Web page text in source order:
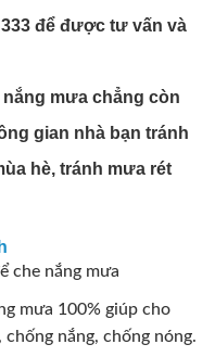
333 để được tư vấn và
nắng mưa chẳng còn
gian nhà bạn tránh
hè, tránh mưa rét
che nắng mưa
mưa 100% giúp cho
nắng, chống nóng.